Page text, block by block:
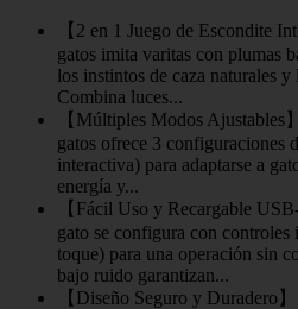
【2 en 1 Juego de Escondite
gatos imita varitas con plumas
los instintos de caza naturales
Combina luces...
【Múltiples Modos Ajustables
gatos ofrece 3 configuraciones
interactiva) para adaptarse a
energía y...
【Fácil Uso y Recargable
gato se configura con
toque) para una operación sin
bajo ruido garantizan...
【Diseño Seguro y Duradero